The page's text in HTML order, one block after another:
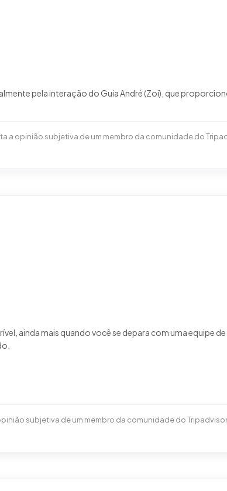
pela interação do Guia André (Zoi), que
a opinião subjetiva de um membro da comunidade do
ainda mais quando você se depara com uma equipe de
subjetiva de um membro da comunidade do